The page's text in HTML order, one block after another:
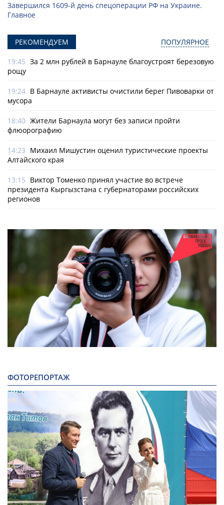
Завершился 1609-й день спецоперации РФ на Украине.
Главное
РЕКОМЕНДУЕМ ПОПУЛЯРНОЕ
19:45 За 2 млн рублей в Барнауле благоустроят березовую
рощу
19:24 В Барнауле активисты очистили берег Пивоварки от
мусора
18:40 Жители Барнаула могут без записи пройти
флюорографию
14:23 Михаил Мишустин оценил туристические проекты
Алтайского края
13:15 Виктор Томенко принял участие во встрече
президента Кыргызстана с губернаторами российских
регионов
ФОТОРЕПОРТАЖ